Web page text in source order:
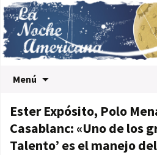
Menú
Ester Expósito, Polo
Casablanc: «Uno de los
Talento’ es el manejo